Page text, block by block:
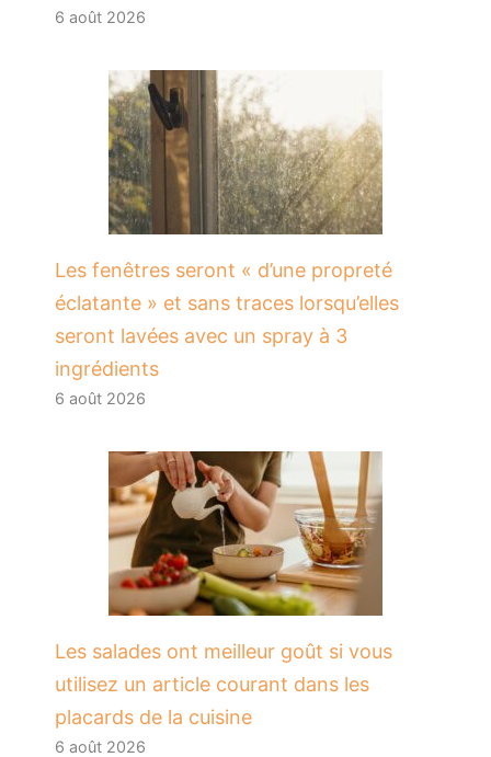
6 août 2026
Les fenêtres seront « d’une propreté
éclatante » et sans traces lorsqu’elles
seront lavées avec un spray à 3
ingrédients
6 août 2026
Les salades ont meilleur goût si vous
utilisez un article courant dans les
placards de la cuisine
6 août 2026